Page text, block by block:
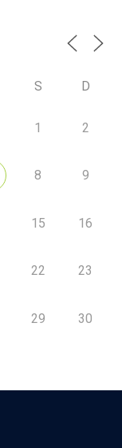
S D
1 2
8 9
15 16
22 23
29 30